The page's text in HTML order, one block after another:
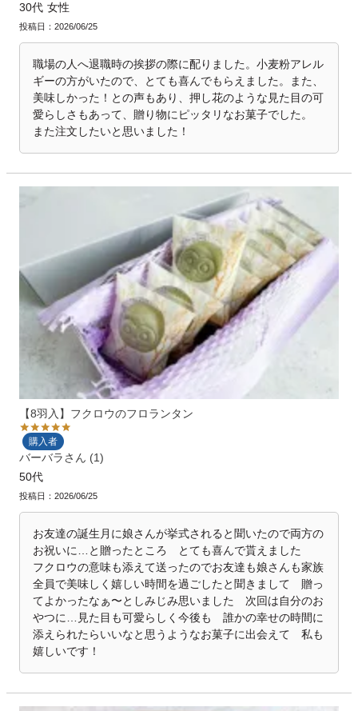
30代 女性
投稿日 2026/06/25
職場の人へ退職時の挨拶の際に配りました。小麦粉アレル
ギーの方がいたので、とても喜んでもらえました。また、
美味しかった！との声もあり、押し花のような見た目の可
愛らしさもあって、贈り物にピッタリなお菓子でした。
また注文したいと思いました！
【8羽入】フクロウのフロランタン
購入者
バーバラ
1
50代
投稿日 2026/06/25
お友達の誕生月に娘さんが挙式されると聞いたので両方の
お祝いに…と贈ったところ　とても喜んで貰えました
フクロウの意味も添えて送ったのでお友達も娘さんも家族
全員で美味しく嬉しい時間を過ごしたと聞きまして　贈っ
てよかったなぁ〜としみじみ思いました　次回は自分のお
やつに…見た目も可愛らしく今後も　誰かの幸せの時間に
添えられたらいいなと思うようなお菓子に出会えて　私も
嬉しいです！